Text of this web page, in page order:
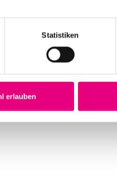
Statistiken
erlauben